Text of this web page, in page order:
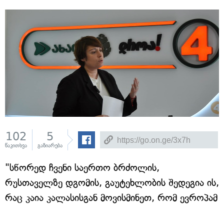
102
წაკითხვა
5
გაზიარება
"სწორედ ჩვენი საერთო ბრძოლის,
რუსთაველზე დგომის, გაუტეხლობის შედეგია ის,
რაც კაია კალასისგან მოვისმინეთ, რომ ევროპამ